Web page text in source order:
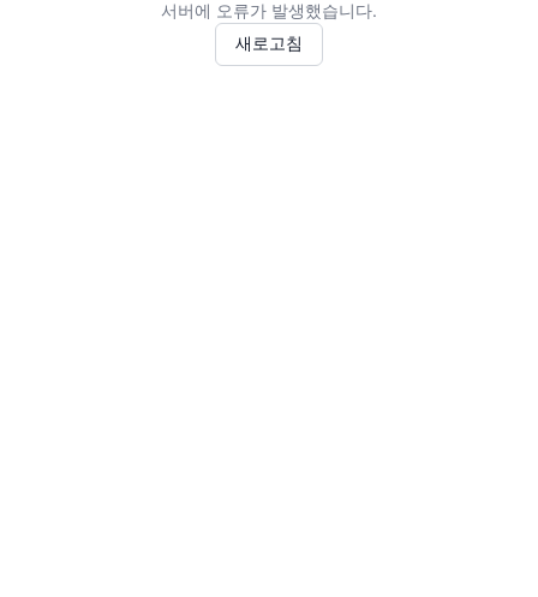
서버에 오류가 발생했습니다.
새로고침